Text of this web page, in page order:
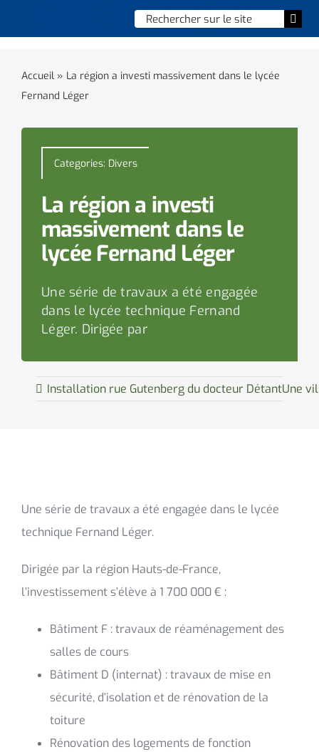
Chercher
:
Vie municipale
Enfance, jeunesse & sports
Culture et loisirs
Social & solidarité
Contacter le maire
Accueil» La région a investi massivement dans le lycée
Fernand Léger
Categories: Divers
La région a investi
massivement dans le
lycée Fernand Léger
Une série de travaux a été engagée
dans le lycée technique Fernand
Léger. Dirigée par
Installation rue Gutenberg du docteur DétantUne
Une série de travaux a été engagée dans le lycée
technique Fernand Léger.
Dirigée par la région Hauts-de-France,
l’investissement s’élève à 1 700 000 € :
Bâtiment F : travaux de réaménagement des
salles de cours
Bâtiment D (internat) : travaux de mise en
sécurité, d’isolation et de rénovation de la
toiture
Rénovation des logements de fonction